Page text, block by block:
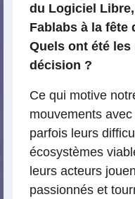
du Logiciel
Fablabs à la fête
Quels ont été
décision ?
Ce qui motive
mouvements
parfois leurs
écosystèmes
leurs acteurs
passionnés et